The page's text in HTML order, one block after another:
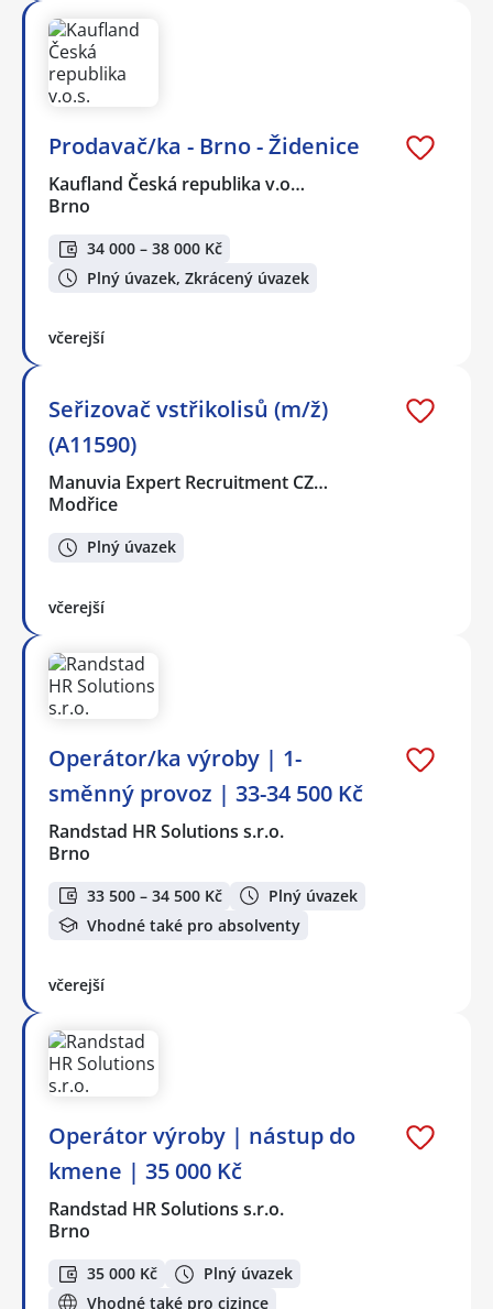
Prodavač/ka - Brno - Židenice
Kaufland Česká republika v.o…
Brno
34 000 – 38 000 Kč
Plný úvazek, Zkrácený úvazek
včerejší
Seřizovač vstřikolisů (m/ž)
(A11590)
Manuvia Expert Recruitment CZ…
Modřice
Plný úvazek
včerejší
Operátor/ka výroby | 1-
směnný provoz | 33-34 500 Kč
Randstad HR Solutions s.r.o.
Brno
33 500 – 34 500 Kč
Plný úvazek
Vhodné také pro absolventy
včerejší
Operátor výroby | nástup do
kmene | 35 000 Kč
Randstad HR Solutions s.r.o.
Brno
35 000 Kč
Plný úvazek
Vhodné také pro cizince